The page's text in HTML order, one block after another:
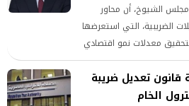
مجلس الشيوخ، أن محاور
الضريبية، التي استعرضها
لتحقيق معدلات نمو اقتصادي
من خلال تحفيز الاستثمار
تعديل ضريبة
الخام